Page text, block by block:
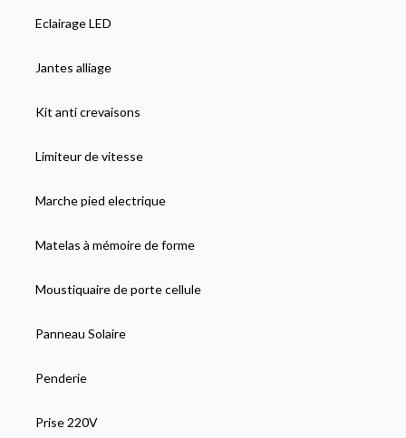
Eclairage LED
Jantes alliage
Kit anti crevaisons
Limiteur de vitesse
Marche pied electrique
Matelas à mémoire de forme
Moustiquaire de porte cellule
Panneau Solaire
Penderie
Prise 220V